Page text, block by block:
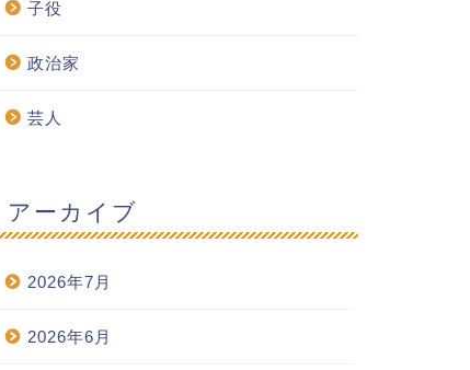
子役
政治家
芸人
アーカイブ
2026年7月
2026年6月